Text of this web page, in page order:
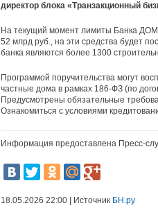
директор блока «Транзакционный
На текущий момент лимиты Банка
52 млрд руб., на эти средства будет
банка являются более 1300
Программой поручительства могут
частные дома в рамках 186-ФЗ (по
Предусмотрены обязательные
Ознакомиться с условиями
Информация предоставлена Пресс-
18.05.2026 22:00 | Источник БН.ру